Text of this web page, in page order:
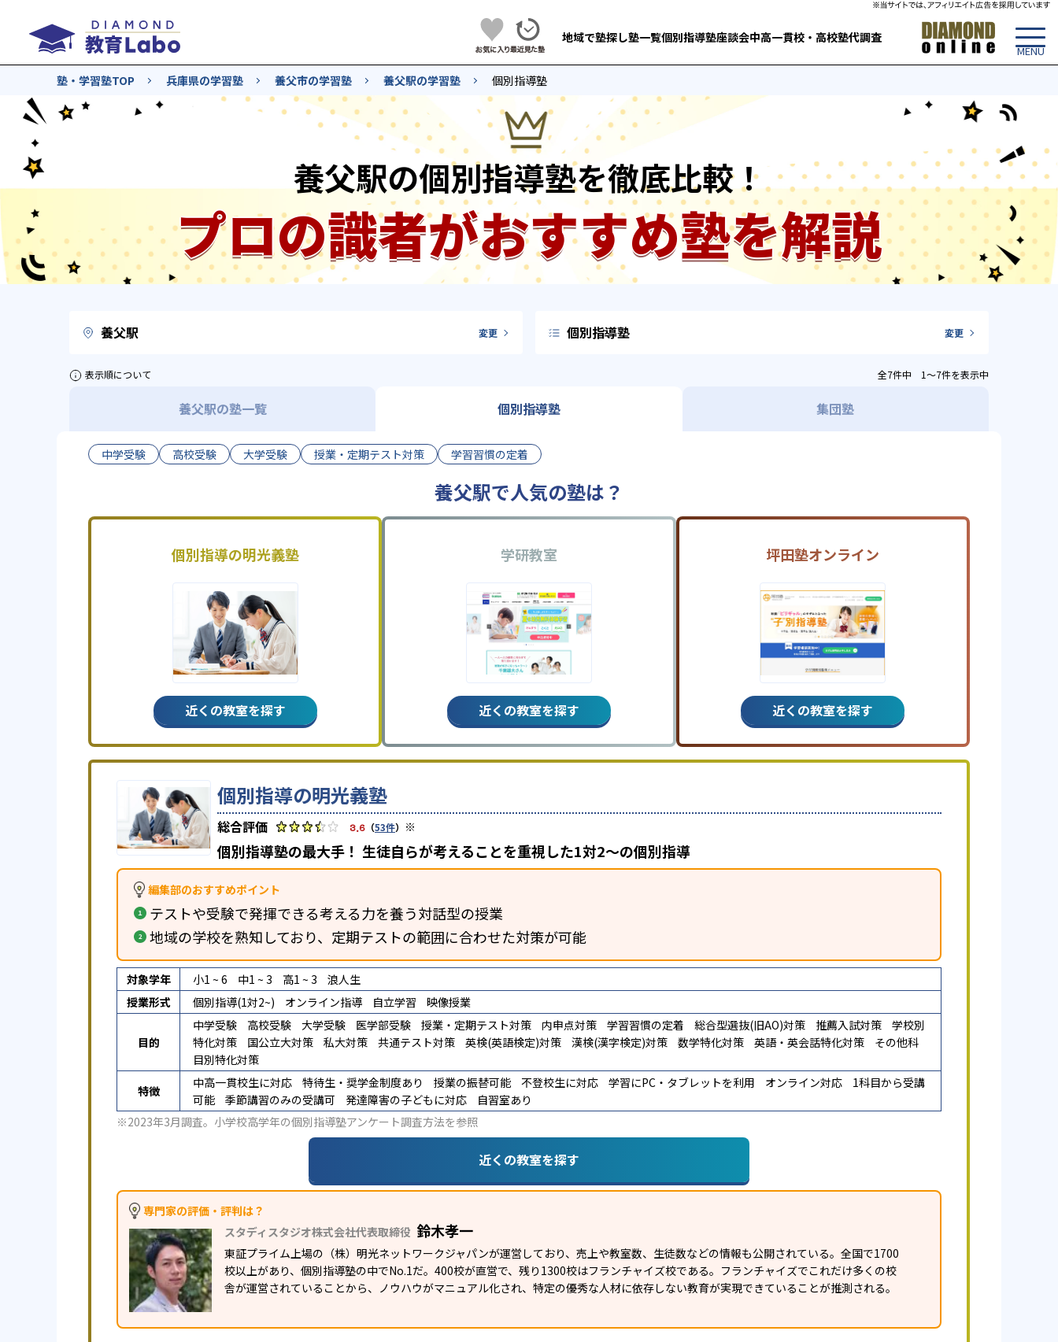
地域で塾探し塾一覧個別指導塾座談会中高一貫校・高校塾代調査
塾・学習塾TOP 兵庫県の学習塾 養父市の学習塾 養父駅の学習塾 個別指導塾
養父駅の個別指導塾を徹底比較！
プロの識者がおすすめ塾を解説
養父駅 変更 個別指導塾 変更
表示順について 全7件中 1〜7件を表示中
養父駅の塾一覧 個別指導塾 集団塾
中学受験 高校受験 大学受験 授業・定期テスト対策 学習習慣の定着
養父駅で人気の塾は？
個別指導の明光義塾
近くの教室を探す
学研教室
近くの教室を探す
坪田塾オンライン
近くの教室を探す
個別指導の明光義塾
3.6 （53件） ※
個別指導塾の最大手！ 生徒自らが考えることを重視した1対2〜の個別指導
編集部のおすすめポイント
テストや受験で発揮できる考える力を養う対話型の授業
地域の学校を熟知しており、定期テストの範囲に合わせた対策が可能
対象学年 小1 ~ 6 中1 ~ 3 高1 ~ 3
浪人生
授業形式
個別指導(1対2~) オンライン指導 自立学習 映像授業
目的
中学受験 高校受験 大学受験 医学部受験 授業・定期テスト対策 内申点対策 学習習慣の定着 総合型選抜(旧AO)対策 推薦入試対策
学校別
特化対策
国公立大対策 私大対策 共通テスト対策 英検(英語検定)対策 漢検(漢字検定)対策 数学特化対策 英語・英会話特化対策
その他科
目別特化対策
特徴
中高一貫校生に対応 特待生・奨学金制度あり 授業の振替可能 不登校生に対応 学習にPC・タブレットを利用 オンライン対応
1科目から受講
可能
季節講習のみの受講可 発達障害の子どもに対応
自習室あり
※2023年3月調査。 小学校高学年の個別指導塾アンケート調査方法を参照
近くの教室を探す
専門家の評価・評判は？
スタディスタジオ株式会社代表取締役 鈴木孝一
東証プライム上場の（株）明光ネットワークジャパンが運営しており、売上や教室数、生徒数などの情報も公開されている。全国で1700
校以上があり、個別指導塾の中でNo.1だ。400校が直営で、残り1300校はフランチャイズ校である。フランチャイズでこれだけ多くの校
舎が運営されていることから、ノウハウがマニュアル化され、特定の優秀な人材に依存しない教育が実現できていることが推測される。